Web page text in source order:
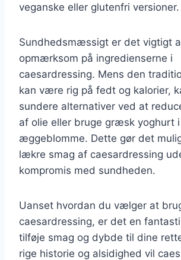
veganske eller glutenfri versioner.
Sundhedsmæssigt er det vigtigt
opmærksom på ingredienserne i
caesardressing. Mens den
kan være rig på fedt og kalorier,
sundere alternativer ved at
af olie eller bruge græsk yoghurt
æggeblomme. Dette gør det
lækre smag af caesardressing
kompromis med sundheden.
Uanset hvordan du vælger at
caesardressing, er det en
tilføje smag og dybde til dine
rige historie og alsidighed vil